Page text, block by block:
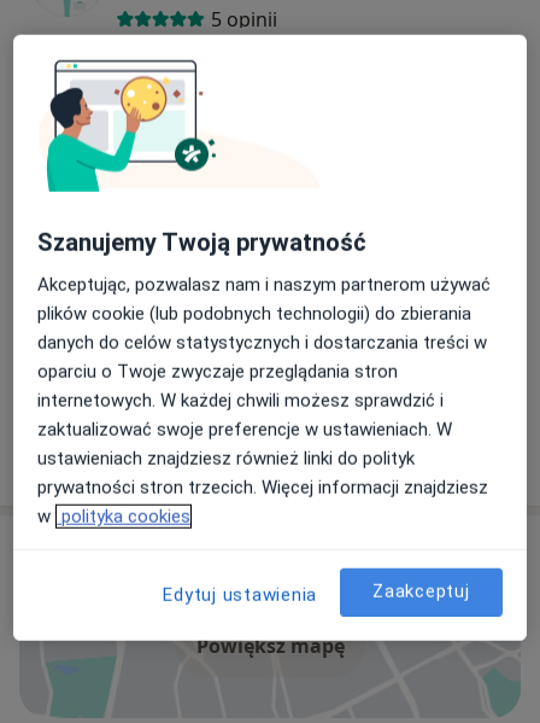
5 opinii
lek. Katarzyna Anna Machnik
Hematolog dziecięcy, Neonatolog, Pediatra
96 opinii
Danuta Stanisława Stettner
Pediatra, Neurolog dziecięcy
Ewa Hanna Gacka
Pediatra
+ 6 Specjalistów
Powiększ mapę
Szanujemy Twoją prywatność
Akceptując, pozwalasz nam i naszym partnerom używać
plików cookie (lub podobnych technologii) do zbierania
danych do celów statystycznych i dostarczania treści w
oparciu o Twoje zwyczaje przeglądania stron
internetowych. W każdej chwili możesz sprawdzić i
zaktualizować swoje preferencje w ustawieniach. W
ustawieniach znajdziesz również linki do polityk
prywatności stron trzecich. Więcej informacji znajdziesz
w polityka cookies
Edytuj ustawienia Zaakceptuj